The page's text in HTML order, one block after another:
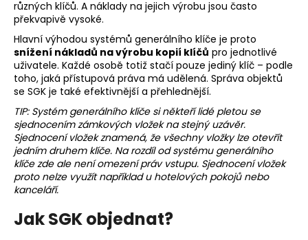
různých klíčů. A náklady na jejich výrobu jsou často
překvapivě vysoké.
Hlavní výhodou systémů generálního klíče je proto
snížení nákladů na výrobu kopií klíčů pro jednotlivé
uživatele. Každé osobě totiž stačí pouze jediný klíč – podle
toho, jaká přístupová práva má udělená. Správa objektů
se SGK je také efektivnější a přehlednější.
TIP: Systém generálního klíče si někteří lidé pletou se
sjednocením zámkových vložek na stejný uzávěr.
Sjednocení vložek znamená, že všechny vložky lze otevřít
jedním druhem klíče. Na rozdíl od systému generálního
klíče zde ale není omezení práv vstupu. Sjednocení vložek
proto nelze využít například u hotelových pokojů nebo
kanceláří.
Jak SGK objednat?